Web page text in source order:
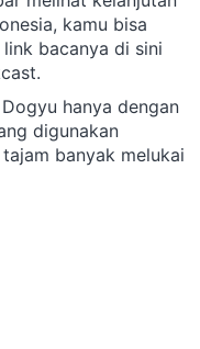
kamu bisa
bacanya di sini
hanya dengan
digunakan
banyak melukai